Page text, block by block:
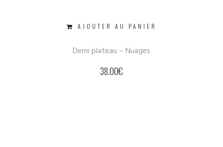
AJOUTER AU PANIER
Demi plateau – Nuages
38.00€